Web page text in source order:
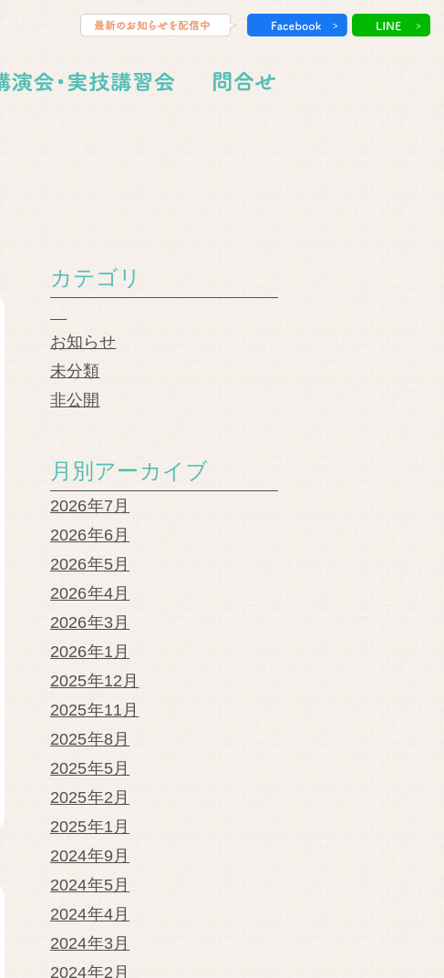
カテゴリ
お知らせ
未分類
非公開
月別アーカイブ
2026年7月
2026年6月
2026年5月
2026年4月
2026年3月
2026年1月
2025年12月
2025年11月
2025年8月
2025年5月
2025年2月
2025年1月
2024年9月
2024年5月
2024年4月
2024年3月
2024年2月